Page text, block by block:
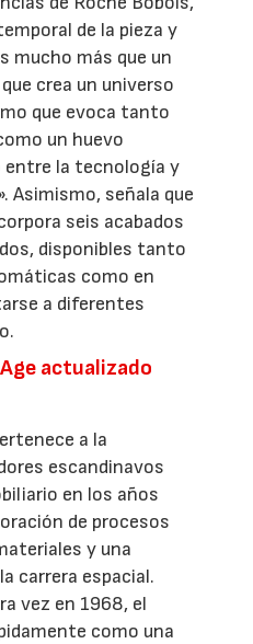
de la pieza y
mucho más que un
crea un universo
que evoca tanto
un huevo
entre la tecnología y
Asimismo, señala que
seis acabados
disponibles tanto
como en
a diferentes
actualizado
a la
escandinavos
en los años
de procesos
y una
carrera espacial.
vez en 1968, el
como una